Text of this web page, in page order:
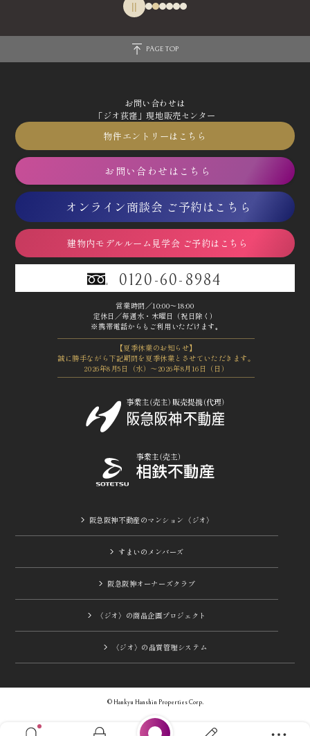
||
PAGE TOP
お問い合わせは
「ジオ荻窪」現地販売センター
物件エントリーはこちら
お問い合わせはこちら
オンライン商談会 ご予約はこちら
建物内モデルルーム見学会 ご予約はこちら
0120-60-8984
営業時間／10:00～18:00
定休日／毎週水・木曜日（祝日除く）
※携帯電話からもご利用いただけます｡
【夏季休業のお知らせ】
誠に勝手ながら下記期間を夏季休業とさせていただきます。
2026年8月5日（水）～2026年8月16日（日）
阪急阪神不動産のマンション〈ジオ〉
すまいのメンバーズ
阪急阪神オーナーズクラブ
〈ジオ〉の商品企画プロジェクト
〈ジオ〉の品質管理システム
© Hankyu Hanshin Properties Corp.